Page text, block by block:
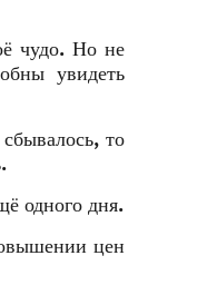
чудо. Но не
увидеть
то
одного дня.
цен